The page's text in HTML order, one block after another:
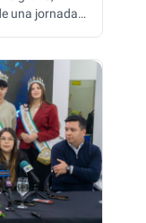
una jornada
a la
para